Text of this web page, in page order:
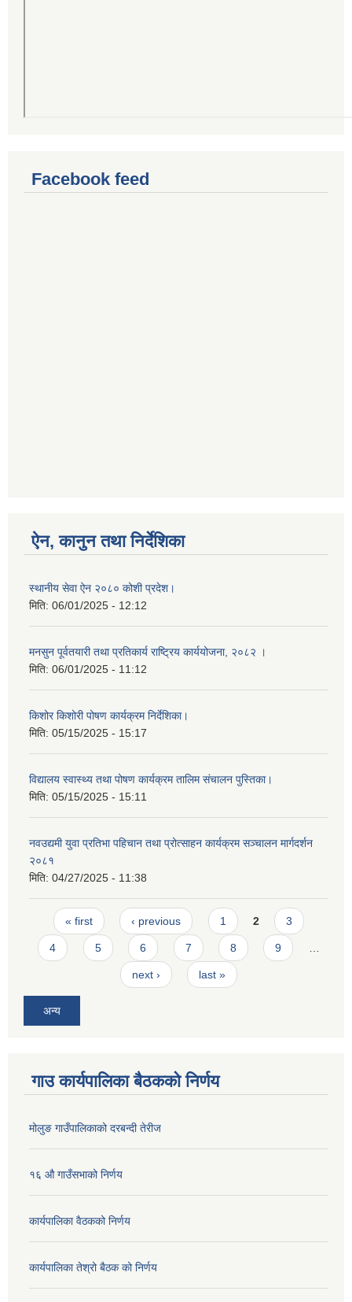
Facebook feed
ऐन, कानुन तथा निर्देशिका
स्थानीय सेवा ऐन २०८० कोशी प्रदेश।
मिति: 06/01/2025 - 12:12
मनसुन पूर्वतयारी तथा प्रतिकार्य राष्ट्रिय कार्ययोजना, २०८२ ।
मिति: 06/01/2025 - 11:12
किशोर किशोरी पोषण कार्यक्रम निर्देशिका।
मिति: 05/15/2025 - 15:17
विद्यालय स्वास्थ्य तथा पोषण कार्यक्रम तालिम संचालन पुस्तिका।
मिति: 05/15/2025 - 15:11
नवउद्यमी युवा प्रतिभा पहिचान तथा प्रोत्साहन कार्यक्रम सञ्चालन मार्गदर्शन
२०८१
मिति: 04/27/2025 - 11:38
Pages
« first ‹ previous 1 2 3
4 5 6 7 8 9
next › last »
अन्य
गाउ कार्यपालिका बैठकको निर्णय
मोलुङ गाउँपालिकाको दरबन्दी तेरीज
१६ औ गाउँसभाको निर्णय
कार्यपालिका वैठकको निर्णय
कार्यपालिका तेश्रो बैठक को निर्णय